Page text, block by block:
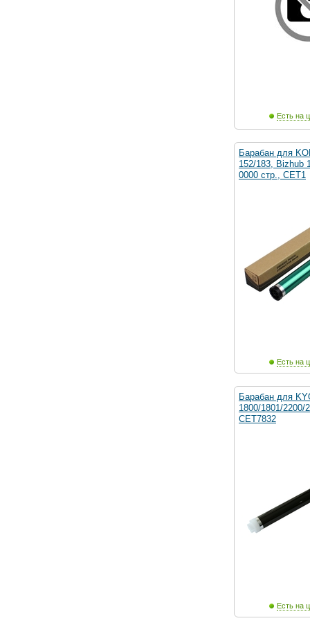
Есть на
Барабан для
152/183, Bizhub
0000 стр., CET1
Есть на
Барабан для
1800/1801/2200/
CET7832
Есть на